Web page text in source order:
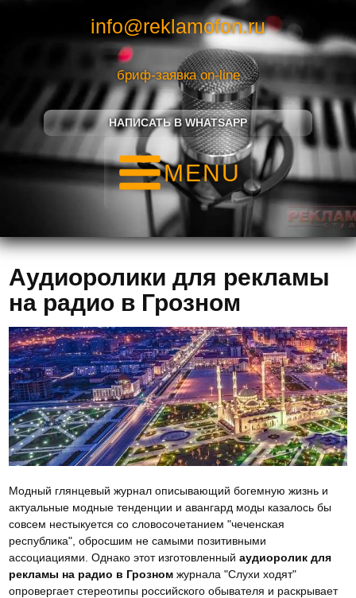
info@reklamofon.ru
бриф-заявка on-line
НАПИСАТЬ В WHATSAPP
MENU
Аудиоролики для рекламы
на радио в Грозном
Модный глянцевый журнал описывающий богемную жизнь и
актуальные модные тенденции и авангард моды казалось бы
совсем нестыкуется со словосочетанием "чеченская
республика", обросшим не самыми позитивными
ассоциациями. Однако этот изготовленныйаудиоролик для
рекламы на радио в Грозном журнала "Слухи ходят"
опровергает стереотипы российского обывателя и раскрывает